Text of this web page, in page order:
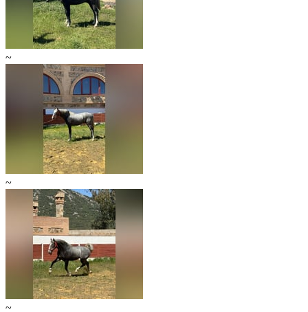
~
~
~